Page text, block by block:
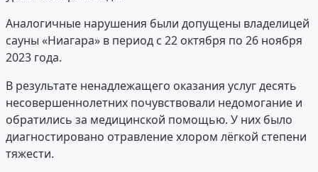
Аналогичные нарушения были допущены владелицей
сауны «Ниагара» в период с 22 октября по 26 ноября
2023 года.
В результате ненадлежащего оказания услуг десять
несовершеннолетних почувствовали недомогание и
обратились за медицинской помощью. У них было
диагностировано отравление хлором лёгкой степени
тяжести.